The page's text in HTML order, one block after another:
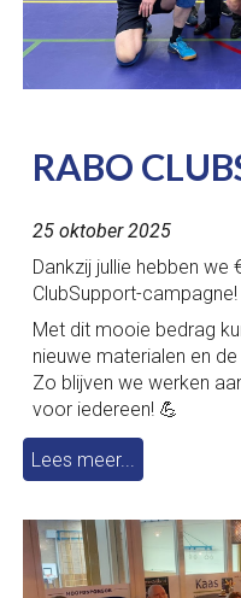
RABO
25 oktober 2025
Dankzij jullie hebben
ClubSupport-campagne!
Met dit mooie bedrag
nieuwe materialen en
Zo blijven we werken
voor iedereen! 💪
Lees meer...